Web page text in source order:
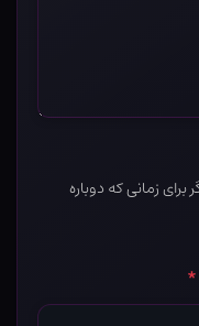
زمانی که دوباره
*